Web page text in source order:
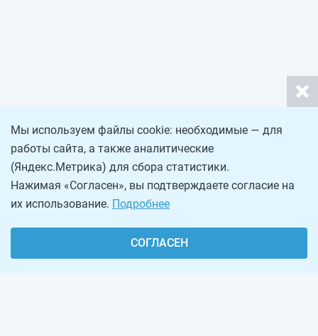
Мы используем файлы cookie: необходимые — для
работы сайта, а также аналитические
(Яндекс.Метрика) для сбора статистики.
Нажимая «Согласен», вы подтверждаете согласие на
их использование. Подробнее
СОГЛАСЕН